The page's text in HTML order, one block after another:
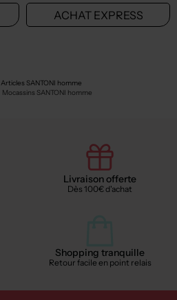
ACHAT EXPRESS
Articles SANTONI homme
Mocassins SANTONI homme
Livraison offerte
Dès 100€ d'achat
Shopping tranquille
Retour facile en point relais